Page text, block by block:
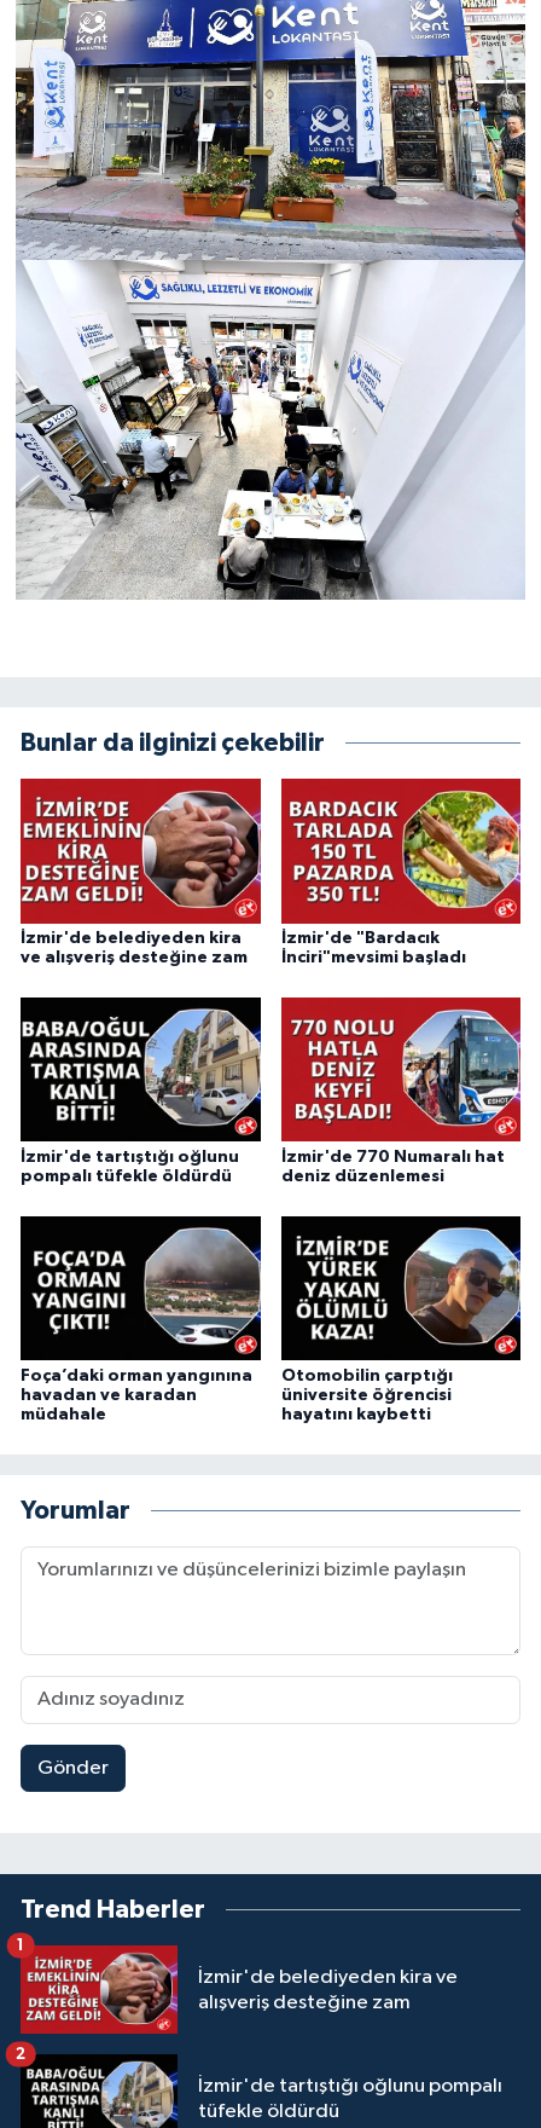
Bunlar da ilginizi çekebilir
İzmir'de belediyeden kira
ve alışveriş desteğine zam
İzmir'de "Bardacık
İnciri"mevsimi başladı
İzmir'de tartıştığı oğlunu
pompalı tüfekle öldürdü
İzmir'de 770 Numaralı hat
deniz düzenlemesi
Foça’daki orman yangınına
havadan ve karadan
müdahale
Otomobilin çarptığı
üniversite öğrencisi
hayatını kaybetti
Yorumlar
Gönder
Trend Haberler
İzmir'de belediyeden kira ve
alışveriş desteğine zam
1
İzmir'de tartıştığı oğlunu pompalı
tüfekle öldürdü
2